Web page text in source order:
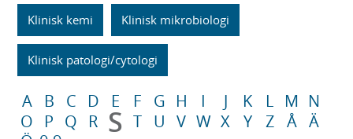
Klinisk kemi Klinisk mikrobiologi
Klinisk patologi/cytologi
A B C D E F G H I J K L M N
O
P Q R S T U V W X Y Z Å Ä